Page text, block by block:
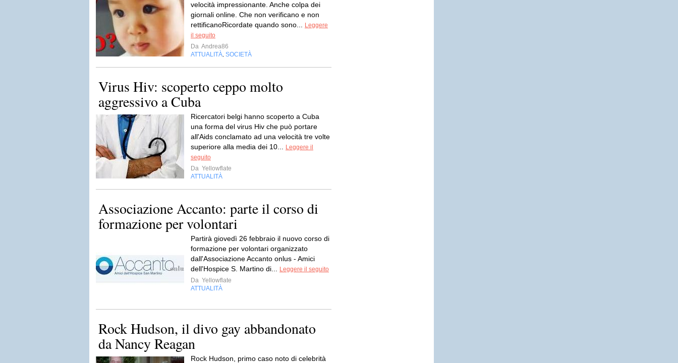
velocità impressionante. Anche colpa dei
giornali online. Che non verificano e non
rettificanoRicordate quando sono...
Leggere
il seguito
Da Andrea86
ATTUALITÀ SOCIETÀ
Virus Hiv: scoperto ceppo molto
aggressivo a Cuba
Ricercatori belgi hanno scoperto a Cuba
una forma del virus Hiv che può portare
all'Aids conclamato ad una velocità tre volte
superiore alla media dei 10...
Leggere il
seguito
Da Yellowflate
ATTUALITÀ
Associazione Accanto: parte il corso di
formazione per volontari
Partirà giovedì 26 febbraio il nuovo corso di
formazione per volontari organizzato
dall'Associazione Accanto onlus - Amici
dell'Hospice S. Martino di...
Leggere il seguito
Da Yellowflate
ATTUALITÀ
Rock Hudson, il divo gay abbandonato
da Nancy Reagan
Rock Hudson, primo caso noto di celebrità